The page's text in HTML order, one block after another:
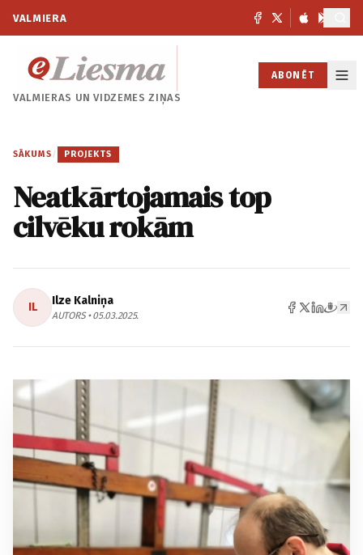
VALMIERA
VALMIERAS UNVIDZEMES ZIŅAS
ABONĒT
SĀKUMS / PROJEKTS
Neatkārtojamais top
cilvēku rokām
IL Ilze Kalniņa
AUTORS • 05.03.2025.